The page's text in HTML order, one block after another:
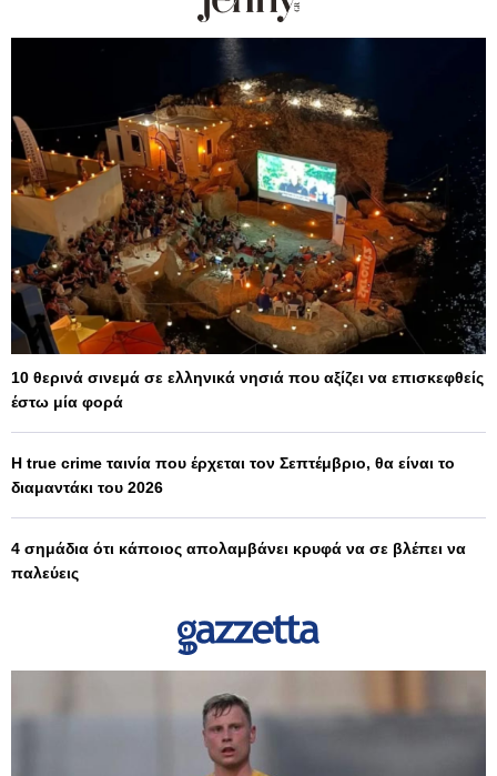
10 θερινά σινεμά σε ελληνικά νησιά που αξίζει να επισκεφθείς
έστω μία φορά
Η true crime ταινία που έρχεται τον Σεπτέμβριο, θα είναι το
διαμαντάκι του 2026
4 σημάδια ότι κάποιος απολαμβάνει κρυφά να σε βλέπει να
παλεύεις